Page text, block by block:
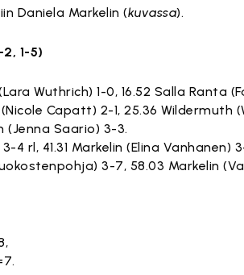
Daniela Markelin (kuvassa).
1-5)
Wuthrich) 1-0, 16.52 Salla Ranta
Capatt) 2-1, 25.36 Wildermuth
(Jenna Saario) 3-3.
4 rl, 41.31 Markelin (Elina
3-7, 58.03 Markelin